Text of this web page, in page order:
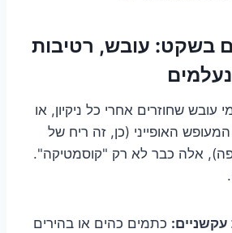
בשקט: עובש, רטיבות
שחוזרים אחרי כל ניקיון, או
האופייני (כן, זה ריח של
אלה כבר לא רק "קוסמטיקה".
עקשניים: כתמים כהים או בהירים